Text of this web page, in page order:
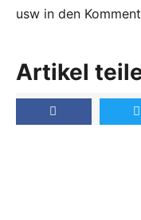
usw in den
Artikel